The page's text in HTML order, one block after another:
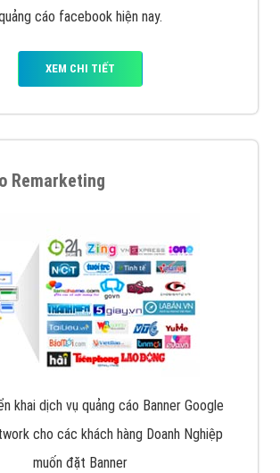
cáo facebook hiện nay.
XEM CHI TIẾT
Remarketing
khai dịch vụ quảng cáo Banner Google
cho các khách hàng Doanh Nghiệp
muốn đặt Banner